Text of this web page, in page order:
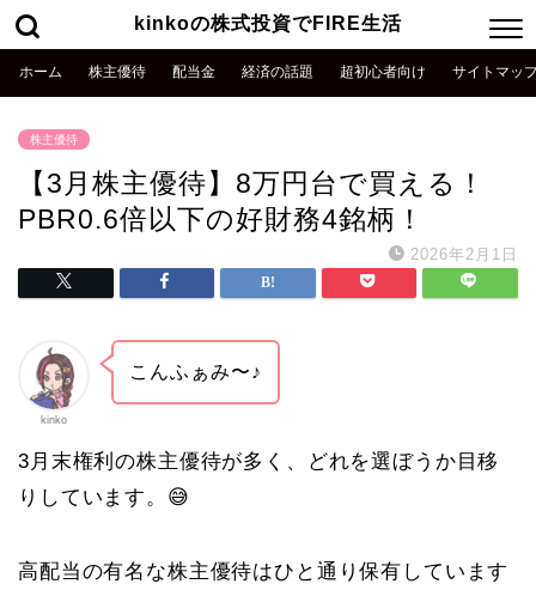
kinkoの株式投資でFIRE生活
ホーム 株主優待 配当金 経済の話題 超初心者向け サイトマッ
株主優待
【3月株主優待】8万円台で買える！
PBR0.6倍以下の好財務4銘柄！
2026年2月1日
kinko
こんふぁみ〜♪
3月末権利の株主優待が多く、どれを選ぼうか目移
りしています。😅
高配当の有名な株主優待はひと通り保有しています